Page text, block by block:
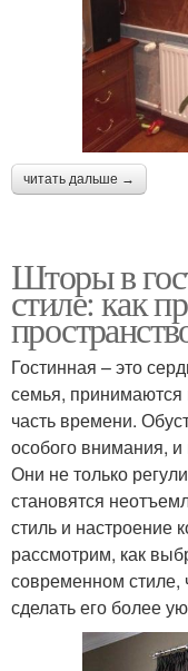
читать дальше →
Шторы в
стиле: как
Гостинная – это
семья, принимаются
часть времени.
особого внимания,
Они не только
становятся
стиль и настроение
рассмотрим, как
современном стиле,
сделать его более